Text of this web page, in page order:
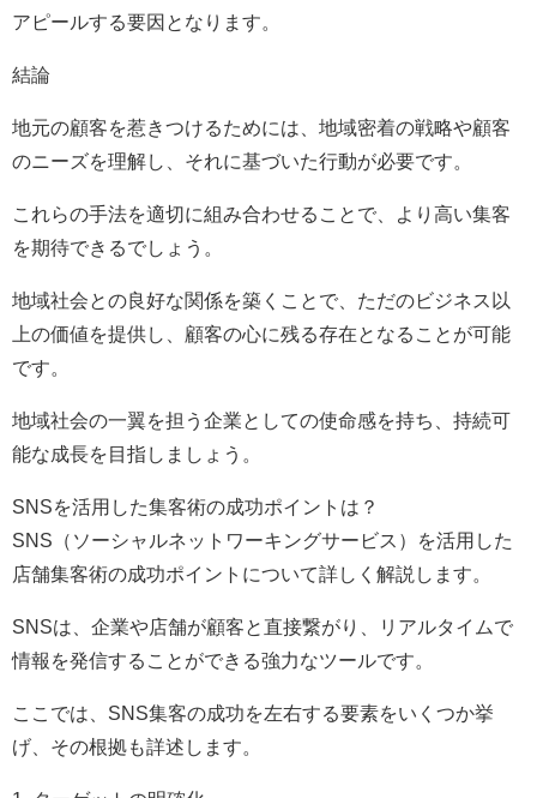
アピールする要因となります。
結論
地元の顧客を惹きつけるためには、地域密着の戦略や顧客
のニーズを理解し、それに基づいた行動が必要です。
これらの手法を適切に組み合わせることで、より高い集客
を期待できるでしょう。
地域社会との良好な関係を築くことで、ただのビジネス以
上の価値を提供し、顧客の心に残る存在となることが可能
です。
地域社会の一翼を担う企業としての使命感を持ち、持続可
能な成長を目指しましょう。
SNSを活用した集客術の成功ポイントは？
SNS（ソーシャルネットワーキングサービス）を活用した
店舗集客術の成功ポイントについて詳しく解説します。
SNSは、企業や店舗が顧客と直接繋がり、リアルタイムで
情報を発信することができる強力なツールです。
ここでは、SNS集客の成功を左右する要素をいくつか挙
げ、その根拠も詳述します。